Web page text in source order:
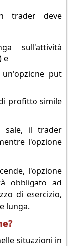
trader deve
sull'attività
e
un'opzione put
profitto simile
sale, il trader
l'opzione
l'opzione
obbligato ad
di esercizio,
lunga.
situazioni in